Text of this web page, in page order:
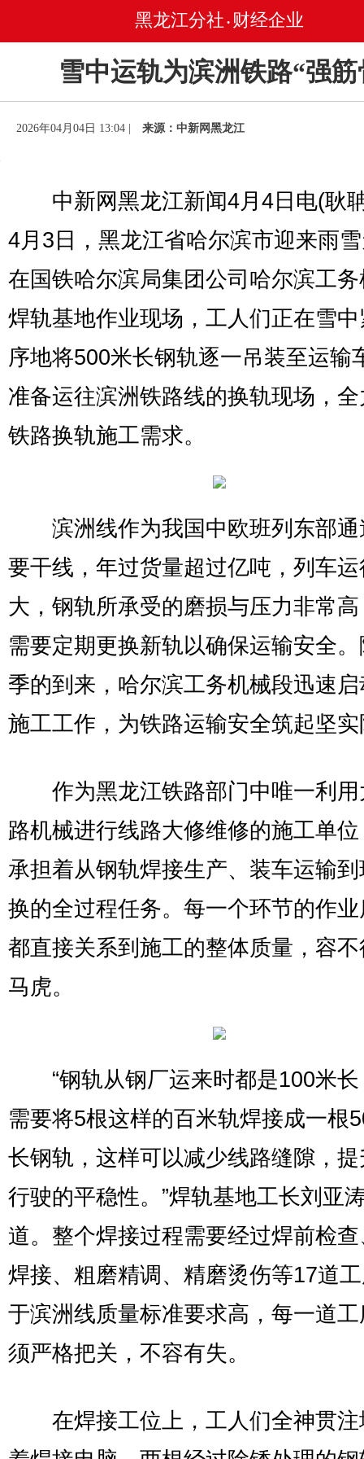
黑龙江分社 • 财经企业
雪中运轨为滨洲铁路“强筋
2026年04月04日 13:04 | 来源：中新网黑龙江
中新网黑龙江新闻4月4日电(耿
4月3日，黑龙江省哈尔滨市迎来雨
在国铁哈尔滨局集团公司哈尔滨工
焊轨基地作业现场，工人们正在雪
序地将500米长钢轨逐一吊装至运输
准备运往滨洲铁路线的换轨现场，
铁路换轨施工需求。
滨洲线作为我国中欧班列东部通
要干线，年过货量超过亿吨，列车
大，钢轨所承受的磨损与压力非常
需要定期更换新轨以确保运输安全
季的到来，哈尔滨工务机械段迅速
施工工作，为铁路运输安全筑起坚
作为黑龙江铁路部门中唯一利用
路机械进行线路大修维修的施工单
承担着从钢轨焊接生产、装车运输
换的全过程任务。每一个环节的作
都直接关系到施工的整体质量，容
马虎。
“钢轨从钢厂运来时都是100米长
需要将5根这样的百米轨焊接成一根
长钢轨，这样可以减少线路缝隙，
行驶的平稳性。”焊轨基地工长刘亚
道。整个焊接过程需要经过焊前检
焊接、粗磨精调、精磨烫伤等17道
于滨洲线质量标准要求高，每一道
须严格把关，不容有失。
在焊接工位上，工人们全神贯注